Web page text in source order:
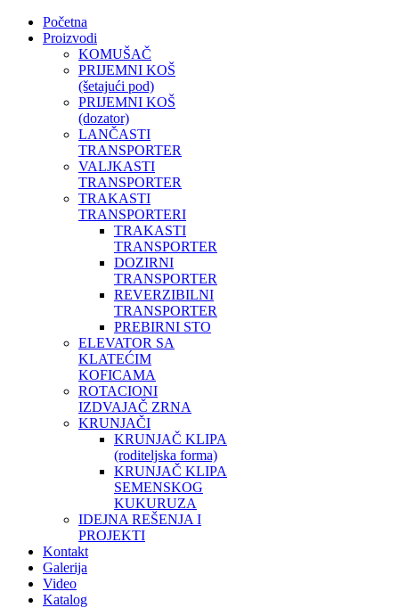
Početna
Proizvodi
KOMUŠAČ
PRIJEMNI KOŠ
(šetajući pod)
PRIJEMNI KOŠ
(dozator)
LANČASTI
TRANSPORTER
VALJKASTI
TRANSPORTER
TRAKASTI
TRANSPORTERI
TRAKASTI
TRANSPORTER
DOZIRNI
TRANSPORTER
REVERZIBILNI
TRANSPORTER
PREBIRNI STO
ELEVATOR SA
KLATEĆIM
KOFICAMA
ROTACIONI
IZDVAJAČ ZRNA
KRUNJAČI
KRUNJAČ KLIPA
(roditeljska forma)
KRUNJAČ KLIPA
SEMENSKOG
KUKURUZA
IDEJNA REŠENJA I
PROJEKTI
Kontakt
Galerija
Video
Katalog